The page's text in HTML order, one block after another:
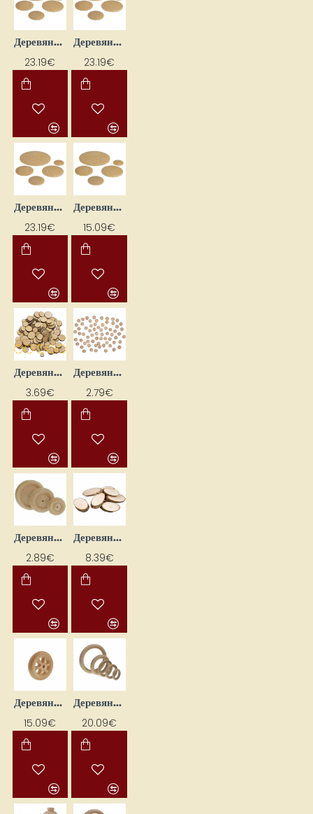
Деревянные диски (D 25 x 6 мм, 110 шт.)
23.19€
Деревянные диски (D 30 x 6,5 мм, 65 шт.)
23.19€
Деревянные диски (D 40 x 6 мм, 50 шт.)
23.19€
Деревянные диски (D 50 x 6 мм, 33 шт.)
15.09€
Деревянные диски (ок. 100 шт.)
3.69€
Деревянные кнопки (D18 мм, 40 шт.)
2.79€
Деревянные колесики
2.89€
Деревянные колесики (20 шт.)
8.39€
Деревянные колесики с вырезами
15.09€
Деревянные колечки, 40 шт.
20.09€